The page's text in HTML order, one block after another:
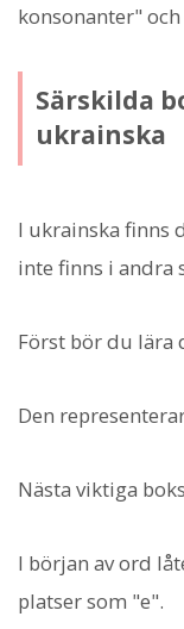
konsonanter"
Särskilda
ukrainska
I ukrainska finns
inte finns i andra
Först bör du lära
Den
Nästa viktiga
I början av ord
platser som "e".